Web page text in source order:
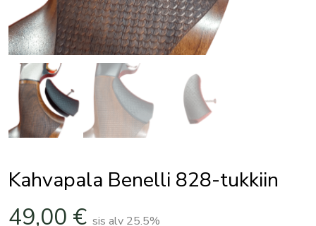
Kahvapala Benelli 828-tukkiin
49,00 € sis alv 25.5%